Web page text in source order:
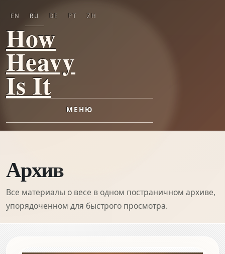
How
Heavy
Is It
МЕНЮ
EN RU DE PT ZH
Архив
Все материалы о весе в одном постраничном архиве,
упорядоченном для быстрого просмотра.